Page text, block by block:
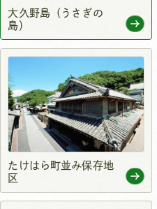
大久野島（うさぎの
島）
たけはら町並み保存地
区